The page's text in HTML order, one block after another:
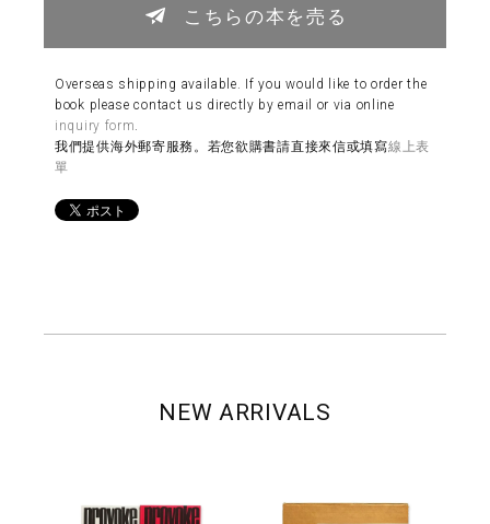
こちらの本を売る
Overseas shipping available. If you would like to order the
book please contact us directly by email or via online
inquiry form
我們提供海外郵寄服務。若您欲購書請直接來信或填寫線上表
單
NEW ARRIVALS